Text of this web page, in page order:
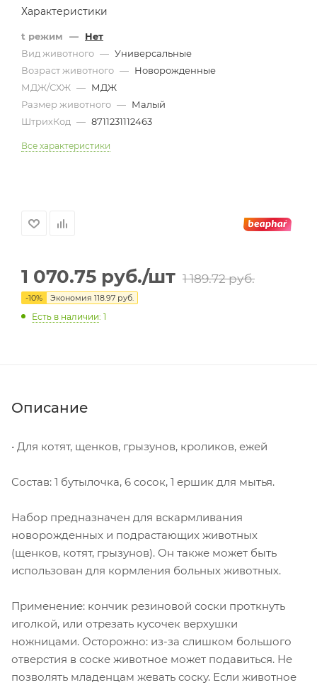
Характеристики
t режим —
Нет
Вид животного — Универсальные
Возраст животного — Новорожденные
МДЖ/СХЖ — МДЖ
Размер животного — Малый
ШтрихКод — 8711231112463
Все характеристики
1 070.75 руб./шт 1 189.72руб.
-10% Экономия 118.97 руб.
Есть в наличии: 1
Описание
• Для котят, щенков, грызунов, кроликов, ежей
Состав: 1 бутылочка, 6 сосок, 1 ершик для мытья.
Hабор предназначен для вскармливания
новорожденных и подрастающих животных
(щенков, котят, грызунов). Он также может быть
использован для кормления больных животных.
Применение: кончик резиновой соски проткнуть
иголкой, или отрезать кусочек верхушки
ножницами. Осторожно: из-за слишком большого
отверстия в соске животное может подавиться. Не
позволять младенцам жевать соску. Если животное